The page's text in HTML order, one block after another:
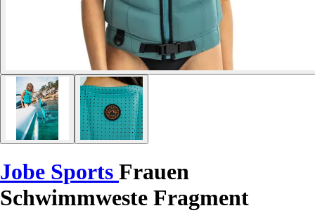
Jobe Sports Frauen
Schwimmweste Fragment